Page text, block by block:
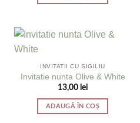
INVITATII CU SIGILIU
Invitatie nunta Olive & White
13,00 lei
ADAUGĂ ÎN COȘ